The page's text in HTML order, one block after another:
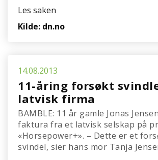
Les saken
Kilde: dn.no
14.08.2013
11-åring forsøkt
latvisk firma
BAMBLE: 11 år gamle Jonas
faktura fra et latvisk selskap på
«Horsepower+». – Dette er et
svindel, sier hans mor Tanja